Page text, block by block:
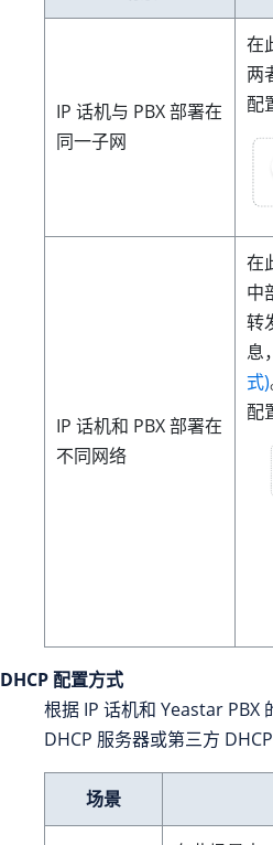
IP 话机与 PBX 部署在
同一子网
在
两
配
IP 话机和 PBX 部署在
不同网络
在
中
转
息
式)
配
DHCP 配置方式
根据 IP 话机和 Yeastar PBX
DHCP 服务器或第三方
场景